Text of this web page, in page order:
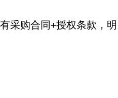
采购合同+授权条款，明